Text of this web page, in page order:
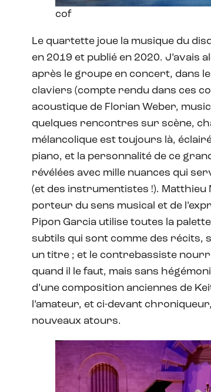
cof
Le quartette joue la musique du
en 2019 et publié en 2020. J’avais
après le groupe en concert, dans
claviers (compte rendu dans ces
acoustique de Florian Weber,
quelques rencontres sur scène,
mélancolique est toujours là,
piano, et la personnalité de ce
révélées avec mille nuances qui
(et des instrumentistes !). Matthieu
porteur du sens musical et de
Pipon Garcia utilise toutes la
subtils qui sont comme des récits,
un titre ; et le contrebassiste
quand il le faut, mais sans
d’une composition anciennes de
l’amateur, et ci-devant
nouveaux atours.